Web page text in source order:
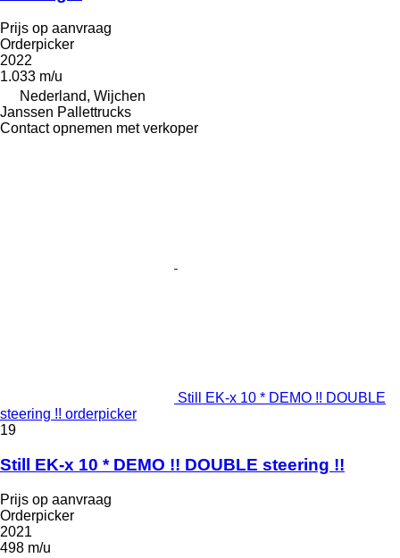
Prijs op aanvraag
Orderpicker
2022
1.033 m/u
Nederland, Wijchen
Janssen Pallettrucks
Contact opnemen met verkoper
Still EK-x 10 * DEMO !! DOUBLE
steering !! orderpicker
19
Still EK-x 10 * DEMO !! DOUBLE steering !!
Prijs op aanvraag
Orderpicker
2021
498 m/u